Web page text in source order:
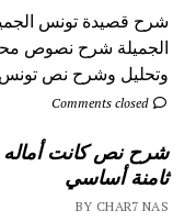
وتحليل وشرح نص تونس
Comments closed
شرح نص كانت أماله
ثامنة أساسي
BY CHAR7 NAS